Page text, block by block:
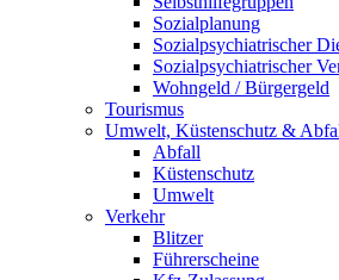
Sozialplanung
Sozialpsychiatrischer
Sozialpsychiatrischer
Wohngeld / Bürgergeld
Tourismus
Umwelt, Küstenschutz &
Abfall
Küstenschutz
Umwelt
Verkehr
Blitzer
Führerscheine